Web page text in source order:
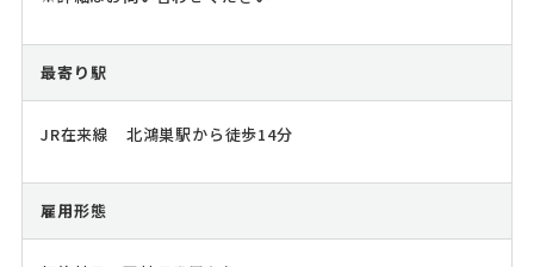
最寄り駅
JR在来線 北鴻巣駅から徒歩14分
雇用形態